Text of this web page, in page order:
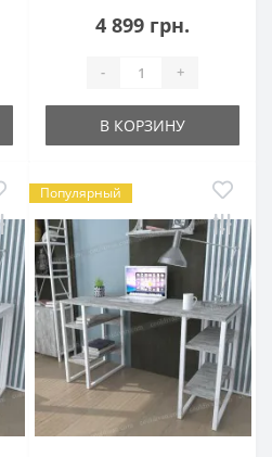
4 899 грн.
- +
В КОРЗИНУ
Популярный